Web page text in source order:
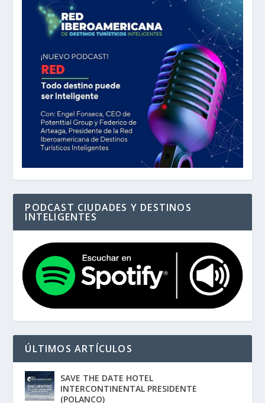
PODCAST CIUDADES Y DESTINOS
INTELIGENTES
ÚLTIMOS ARTÍCULOS
SAVE THE DATE HOTEL
INTERCONTINENTAL PRESIDENTE
(POLANCO)